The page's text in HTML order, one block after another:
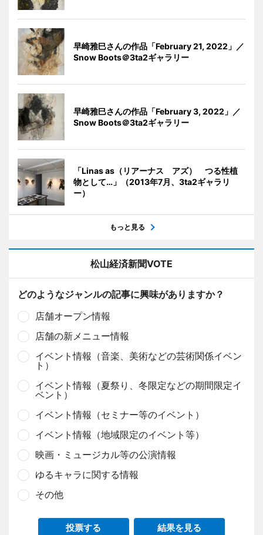
早崎雅巳さんの作品「February 21, 2022」／
Snow Boots＠3ta2ギャラリー
早崎雅巳さんの作品「February 3, 2022」／
Snow Boots＠3ta2ギャラリー
「Linas as（リアーナス アズ） つる性植
物として…」（2013年7月、3ta2ギャラリ
ー）
もっと見る
松山経済新聞VOTE
どのようなジャンルの記事に興味がありますか？
店舗オープン情報
店舗の新メニュー情報
イベント情報（音楽、美術などの芸術関係イベン
ト）
イベント情報（夏祭り、冬限定などの期間限定イ
ベント）
イベント情報（セミナー等のイベント）
イベント情報（地域限定のイベント等）
映画・ミュージカル等の公演情報
ゆるキャラに関する情報
その他
投票する 結果を見る